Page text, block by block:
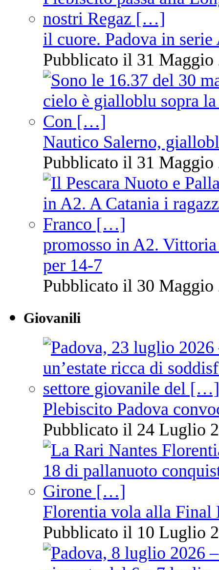
il cuore. Padova in serie
Pubblicato il 31 Maggio
Nautico Salerno,
Pubblicato il 31 Maggio
promosso in A2.
per 14-7
Pubblicato il 30 Maggio
Giovanili
Plebiscito Padova
Pubblicato il 24 Luglio
Florentia vola alla Final
Pubblicato il 10 Luglio